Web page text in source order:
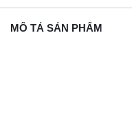
MÔ TẢ SẢN PHẨM